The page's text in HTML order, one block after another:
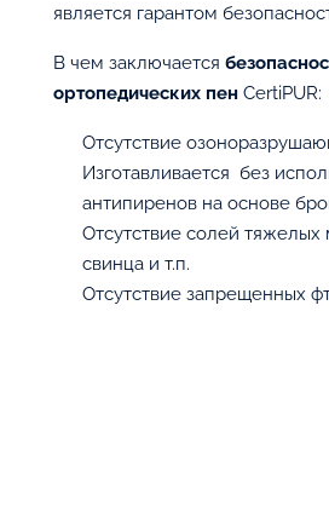
является гарантом
В чем заключается
ортопедических пен
Отсутствие
Изготавливается без
антипиренов на основе
Отсутствие солей тяжелых
свинца и т.п.
Отсутствие запрещенных